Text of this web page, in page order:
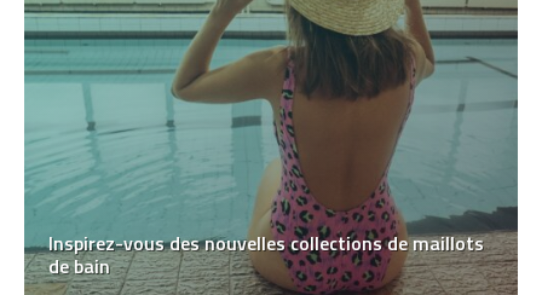
Inspirez-vous des nouvelles collections de maillots
de bain